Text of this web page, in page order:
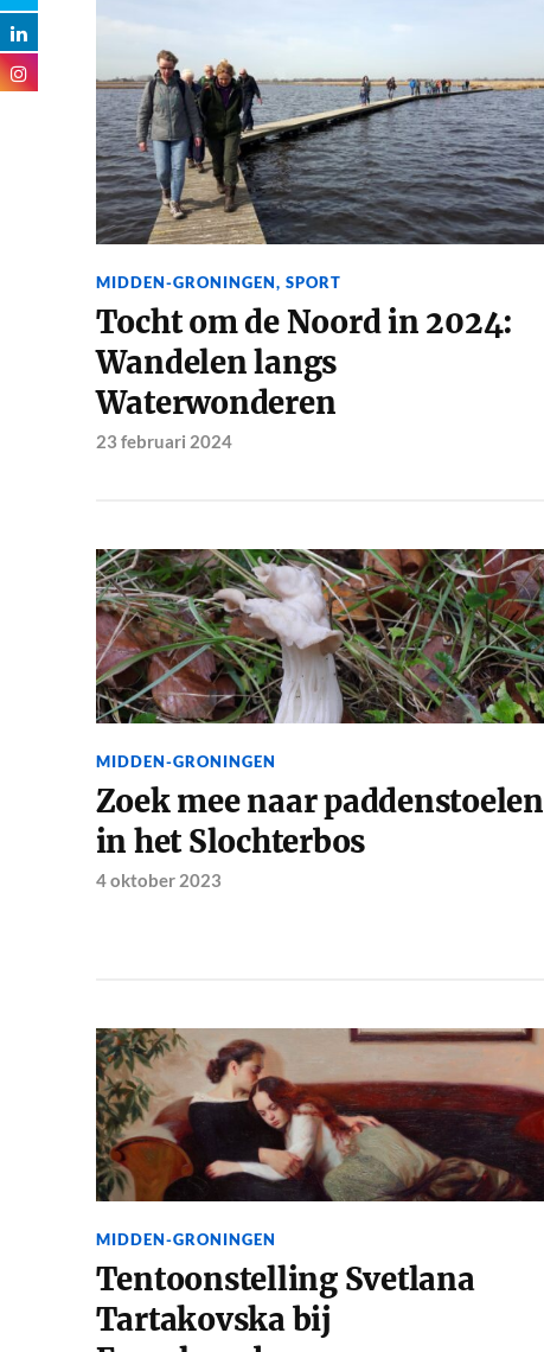
MIDDEN-GRONINGEN, SPORT
Tocht om de Noord in 2024:
Wandelen langs
Waterwonderen
23 februari 2024
MIDDEN-GRONINGEN
Zoek mee naar paddenstoelen
in het Slochterbos
4 oktober 2023
MIDDEN-GRONINGEN
Tentoonstelling Svetlana
Tartakovska bij